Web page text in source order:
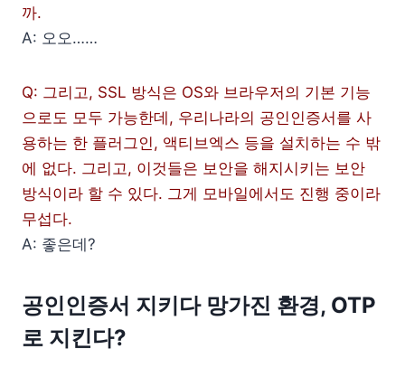
까.
A: 오오……
Q: 그리고, SSL 방식은 OS와 브라우저의 기본 기능
으로도 모두 가능한데, 우리나라의 공인인증서를 사
용하는 한 플러그인, 액티브엑스 등을 설치하는 수 밖
에 없다. 그리고, 이것들은 보안을 해지시키는 보안
방식이라 할 수 있다. 그게 모바일에서도 진행 중이라
무섭다.
A: 좋은데?
공인인증서 지키다 망가진 환경, OTP
로 지킨다?